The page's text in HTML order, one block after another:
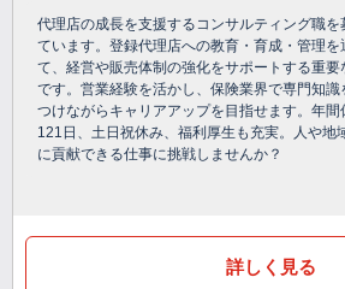
代理店の成長を支援するコンサルティング職を
ています。登録代理店への教育・育成・管理を
て、経営や販売体制の強化をサポートする重要
です。営業経験を活かし、保険業界で専門知識
つけながらキャリアアップを目指せます。年間
121日、土日祝休み、福利厚生も充実。人や地
に貢献できる仕事に挑戦しませんか？
詳しく見る